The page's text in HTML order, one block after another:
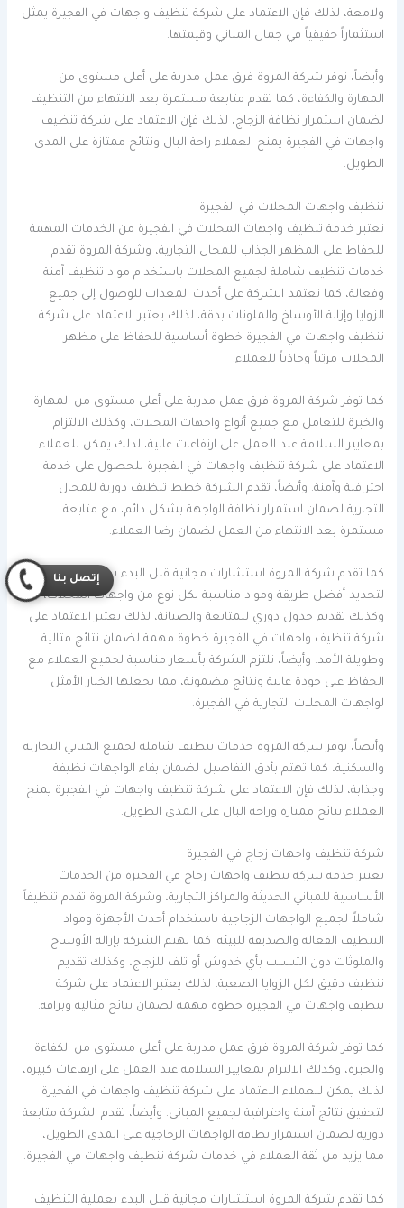
ولامعة، لذلك فإن الاعتماد على شركة تنظيف واجهات في الفجيرة يمثل
استثماراً حقيقياً في جمال المباني وقيمتها.
وأيضاً، توفر شركة المروة فرق عمل مدربة على أعلى مستوى من
المهارة والكفاءة، كما تقدم متابعة مستمرة بعد الانتهاء من التنظيف
لضمان استمرار نظافة الزجاج، لذلك فإن الاعتماد على شركة تنظيف
واجهات في الفجيرة يمنح العملاء راحة البال ونتائج ممتازة على المدى
الطويل.
تنظيف واجهات المحلات في الفجيرة
تعتبر خدمة تنظيف واجهات المحلات في الفجيرة من الخدمات المهمة
للحفاظ على المظهر الجذاب للمحال التجارية، وشركة المروة تقدم
خدمات تنظيف شاملة لجميع المحلات باستخدام مواد تنظيف آمنة
وفعالة، كما تعتمد الشركة على أحدث المعدات للوصول إلى جميع
الزوايا وإزالة الأوساخ والملوثات بدقة، لذلك يعتبر الاعتماد على شركة
تنظيف واجهات في الفجيرة خطوة أساسية للحفاظ على مظهر
المحلات مرتباً وجاذباً للعملاء.
كما توفر شركة المروة فرق عمل مدربة على أعلى مستوى من المهارة
والخبرة للتعامل مع جميع أنواع واجهات المحلات، وكذلك الالتزام
بمعايير السلامة عند العمل على ارتفاعات عالية، لذلك يمكن للعملاء
الاعتماد على شركة تنظيف واجهات في الفجيرة للحصول على خدمة
احترافية وآمنة. وأيضاً، تقدم الشركة خطط تنظيف دورية للمحال
التجارية لضمان استمرار نظافة الواجهة بشكل دائم، مع متابعة
مستمرة بعد الانتهاء من العمل لضمان رضا العملاء.
كما تقدم شركة المروة استشارات مجانية قبل البدء بعملية التنظيف
لتحديد أفضل طريقة ومواد مناسبة لكل نوع من واجهات المحلات،
وكذلك تقديم جدول دوري للمتابعة والصيانة، لذلك يعتبر الاعتماد على
شركة تنظيف واجهات في الفجيرة خطوة مهمة لضمان نتائج مثالية
وطويلة الأمد. وأيضاً، تلتزم الشركة بأسعار مناسبة لجميع العملاء مع
الحفاظ على جودة عالية ونتائج مضمونة، مما يجعلها الخيار الأمثل
لواجهات المحلات التجارية في الفجيرة.
وأيضاً، توفر شركة المروة خدمات تنظيف شاملة لجميع المباني التجارية
والسكنية، كما تهتم بأدق التفاصيل لضمان بقاء الواجهات نظيفة
وجذابة، لذلك فإن الاعتماد على شركة تنظيف واجهات في الفجيرة يمنح
العملاء نتائج ممتازة وراحة البال على المدى الطويل.
شركة تنظيف واجهات زجاج في الفجيرة
تعتبر خدمة شركة تنظيف واجهات زجاج في الفجيرة من الخدمات
الأساسية للمباني الحديثة والمراكز التجارية، وشركة المروة تقدم تنظيفاً
شاملاً لجميع الواجهات الزجاجية باستخدام أحدث الأجهزة ومواد
التنظيف الفعالة والصديقة للبيئة. كما تهتم الشركة بإزالة الأوساخ
والملوثات دون التسبب بأي خدوش أو تلف للزجاج، وكذلك تقديم
تنظيف دقيق لكل الزوايا الصعبة، لذلك يعتبر الاعتماد على شركة
تنظيف واجهات في الفجيرة خطوة مهمة لضمان نتائج مثالية وبراقة.
كما توفر شركة المروة فرق عمل مدربة على أعلى مستوى من الكفاءة
والخبرة، وكذلك الالتزام بمعايير السلامة عند العمل على ارتفاعات كبيرة،
لذلك يمكن للعملاء الاعتماد على شركة تنظيف واجهات في الفجيرة
لتحقيق نتائج آمنة واحترافية لجميع المباني. وأيضاً، تقدم الشركة متابعة
دورية لضمان استمرار نظافة الواجهات الزجاجية على المدى الطويل،
مما يزيد من ثقة العملاء في خدمات شركة تنظيف واجهات في الفجيرة.
كما تقدم شركة المروة استشارات مجانية قبل البدء بعملية التنظيف
إتصل بنا